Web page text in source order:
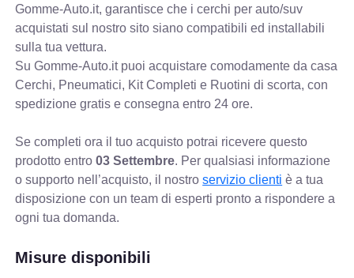
Gomme-Auto.it, garantisce che i cerchi per auto/suv
acquistati sul nostro sito siano compatibili ed installabili
sulla tua vettura.
Su Gomme-Auto.it puoi acquistare comodamente da casa
Cerchi, Pneumatici, Kit Completi e Ruotini di scorta, con
spedizione gratis e consegna entro 24 ore.
Se completi ora il tuo acquisto potrai ricevere questo
prodotto entro03 Settembre. Per qualsiasi informazione
o supporto nell’acquisto, il nostroservizio clienti è a tua
disposizione con un team di esperti pronto a rispondere a
ogni tua domanda.
Misure disponibili